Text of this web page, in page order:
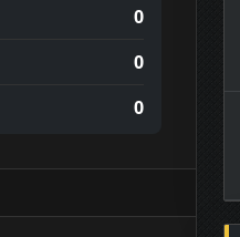
0
0
0